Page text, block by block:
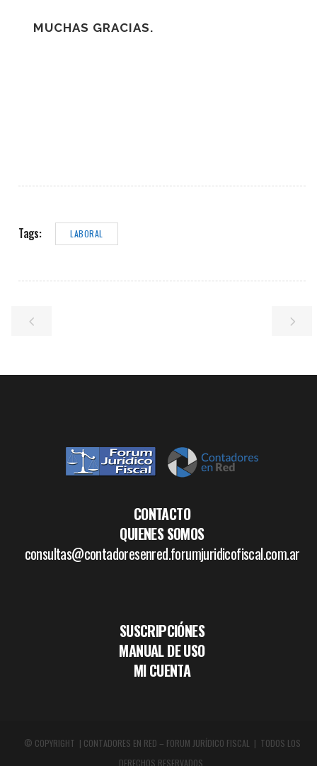
MUCHAS GRACIAS.
Tags: LABORAL
CONTACTO
QUIENES SOMOS
consultas@contadoresenred.forumjuridicofiscal.com.ar
SUSCRIPCIÓNES
MANUAL DE USO
MI CUENTA
© COPYRIGHT | CONTADORES EN RED – FORUM JURÍDICO FISCAL | TODOS LOS
DERECHOS RESERVADOS.